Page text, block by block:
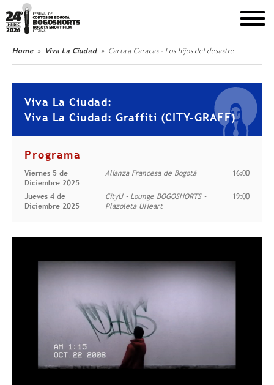
DEL 1 AL 8 DE DICIEMBRE DE 2026
Home Viva La Ciudad Carta a Caracas - Los hijos del desastre
Viva La Ciudad:
Viva La Ciudad: Graffiti (CITY-GRAFF)
Programa
Viernes 5 de
Diciembre 2025
Alianza Francesa de Bogotá 16:00
Jueves 4 de
Diciembre 2025
CityU - Lounge BOGOSHORTS -
Plazoleta UHeart
19:00